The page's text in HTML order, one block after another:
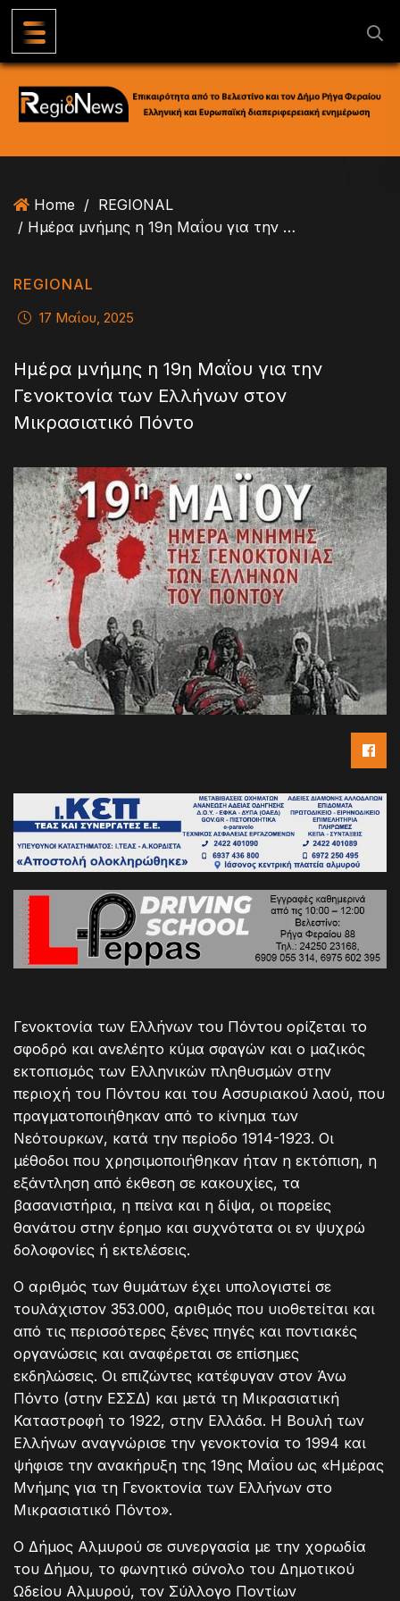
Home / REGIONAL
/ Ημέρα μνήμης η 19η Μαΐου για την Γενοκτονία των Ελλήνων στον Μικρασιατικό Πόντο
REGIONAL
17 Μαΐου, 2025
Ημέρα μνήμης η 19η Μαΐου για την
Γενοκτονία των Ελλήνων στον
Μικρασιατικό Πόντο
Γενοκτονία των Ελλήνων του Πόντου ορίζεται το
σφοδρό και ανελέητο κύμα σφαγών και ο μαζικός
εκτοπισμός των Ελληνικών πληθυσμών στην
περιοχή του Πόντου και του Ασσυριακού λαού, που
πραγματοποιήθηκαν από το κίνημα των
Νεότουρκων, κατά την περίοδο 1914-1923. Οι
μέθοδοι που χρησιμοποιήθηκαν ήταν η εκτόπιση, η
εξάντληση από έκθεση σε κακουχίες, τα
βασανιστήρια, η πείνα και η δίψα, οι πορείες
θανάτου στην έρημο και συχνότατα οι εν ψυχρώ
δολοφονίες ή εκτελέσεις.
Ο αριθμός των θυμάτων έχει υπολογιστεί σε
τουλάχιστον 353.000, αριθμός που υιοθετείται και
από τις περισσότερες ξένες πηγές και ποντιακές
οργανώσεις και αναφέρεται σε επίσημες
εκδηλώσεις. Οι επιζώντες κατέφυγαν στον Άνω
Πόντο (στην ΕΣΣΔ) και μετά τη Μικρασιατική
Καταστροφή το 1922, στην Ελλάδα. Η Βουλή των
Ελλήνων αναγνώρισε την γενοκτονία το 1994 και
ψήφισε την ανακήρυξη της 19ης Μαΐου ως «Ημέρας
Μνήμης για τη Γενοκτονία των Ελλήνων στο
Μικρασιατικό Πόντο».
Ο Δήμος Αλμυρού σε συνεργασία με την χορωδία
του Δήμου, το φωνητικό σύνολο του Δημοτικού
Ωδείου Αλμυρού, τον Σύλλογο Ποντίων